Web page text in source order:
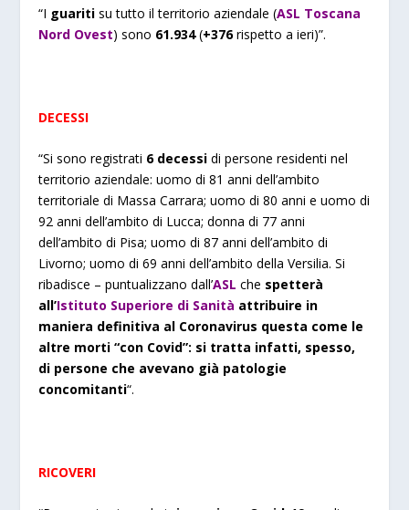
“I guariti su tutto il territorio aziendale (ASL Toscana
Nord Ovest) sono 61.934(+376rispetto a ieri)”.
DECESSI
“Si sono registrati 6 decessi di persone residenti nel
territorio aziendale: uomo di 81 anni dell’ambito
territoriale di Massa Carrara; uomo di 80 anni e uomo di
92 anni dell’ambito di Lucca; donna di 77 anni
dell’ambito di Pisa; uomo di 87 anni dell’ambito di
Livorno; uomo di 69 anni dell’ambito della Versilia. Si
ribadisce – puntualizzano dall’ASL che spetterà
all’Istituto Superiore di Sanità attribuire in
maniera definitiva al Coronavirus questa come le
altre morti “con Covid”: si tratta infatti, spesso,
di persone che avevano già patologie
concomitanti“.
RICOVERI